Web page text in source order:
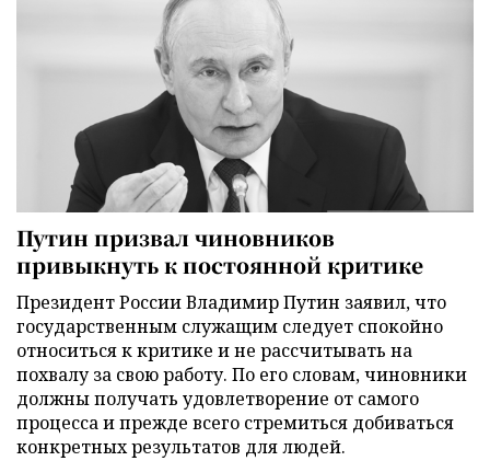
Путин призвал чиновников
привыкнуть к постоянной критике
Президент России Владимир Путин заявил, что
государственным служащим следует спокойно
относиться к критике и не рассчитывать на
похвалу за свою работу. По его словам, чиновники
должны получать удовлетворение от самого
процесса и прежде всего стремиться добиваться
конкретных результатов для людей.